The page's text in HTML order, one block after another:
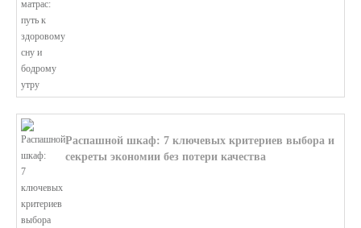
Распашной шкаф: 7 ключевых критериев выбора и
секреты экономии без потери качества